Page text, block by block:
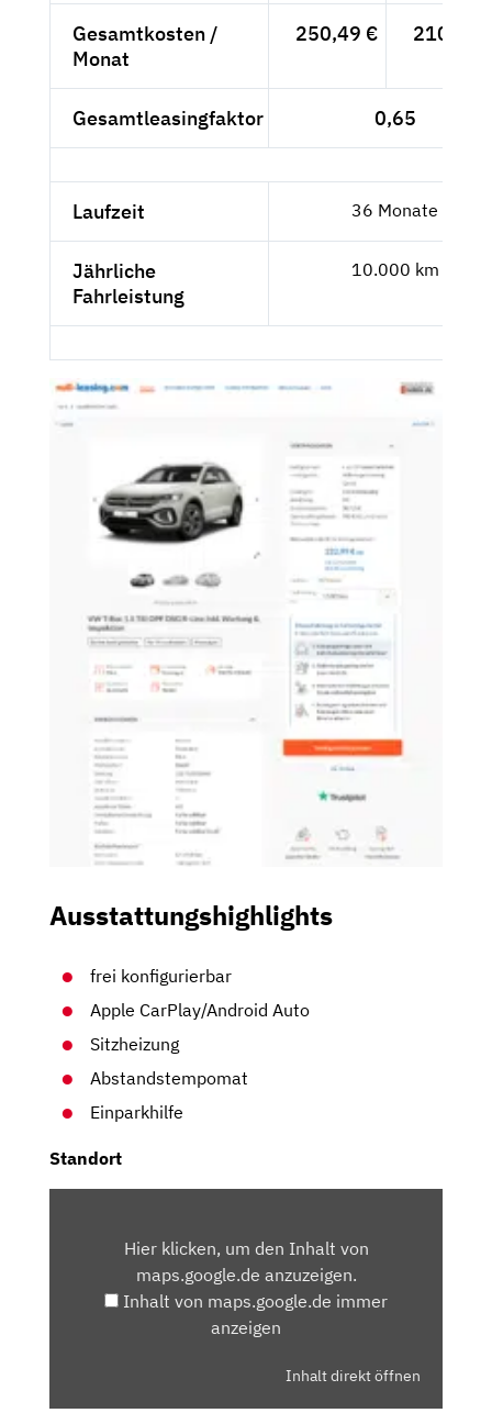
Gesamtkosten /
Monat
250,49 € 210,50
Gesamtleasingfaktor 0,65
Laufzeit 36 Monate
Jährliche
Fahrleistung
10.000 km
Ausstattungshighlights
frei konfigurierbar
Apple CarPlay/Android Auto
Sitzheizung
Abstandstempomat
Einparkhilfe
Standort
MAPS.GOOGLE.DEHier klicken, um den Inhalt von
maps.google.de anzuzeigen.
Inhalt von maps.google.de immer
anzeigen
Inhalt direkt öffnen